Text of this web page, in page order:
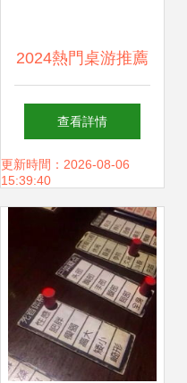
2024熱門桌游推薦
| 類似三國殺的策
略卡牌游戲大全
——宇林桌游精選
查看詳情
更新時間：2026-08-06
15:39:40